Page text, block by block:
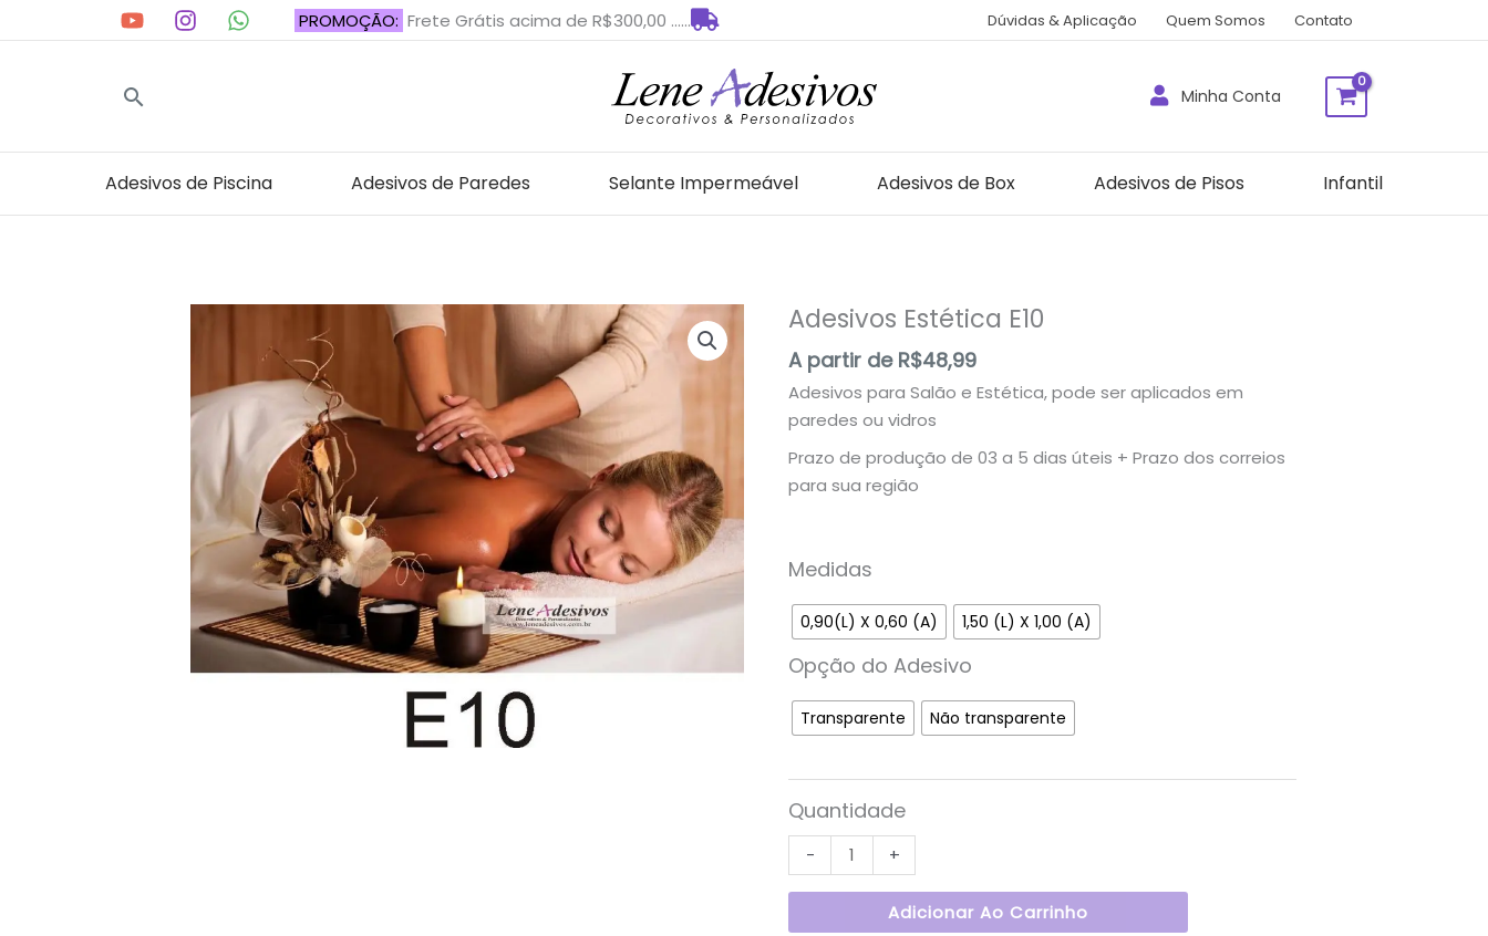
para
PROMOÇÃO: Frete Grátis acima de R$300,00 ...... Dúvidas & Aplicação Quem Somos Contato
Pesquisar Minha Conta
Adesivos de Piscina Adesivos de Paredes Selante Impermeável Adesivos de Box Adesivos de Pisos Infantil
Adesivos Estética E10
A partir de R$48,99
Adesivos para Salão e Estética, pode ser aplicados em
paredes ou vidros
Prazo de produção de 03 a 5 dias úteis + Prazo dos correios
para sua região
Medidas
0,90(L) X 0,60 (A) 1,50 (L) X 1,00 (A)
Opção do Adesivo
Transparente Não transparente
Quantidade
-
Adesivos
E10
quantidade
+
Adicionar Ao Carrinho